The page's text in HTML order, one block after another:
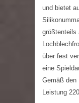
und bietet
größtenteils
über fest
eine
Gemäß den
Leistung